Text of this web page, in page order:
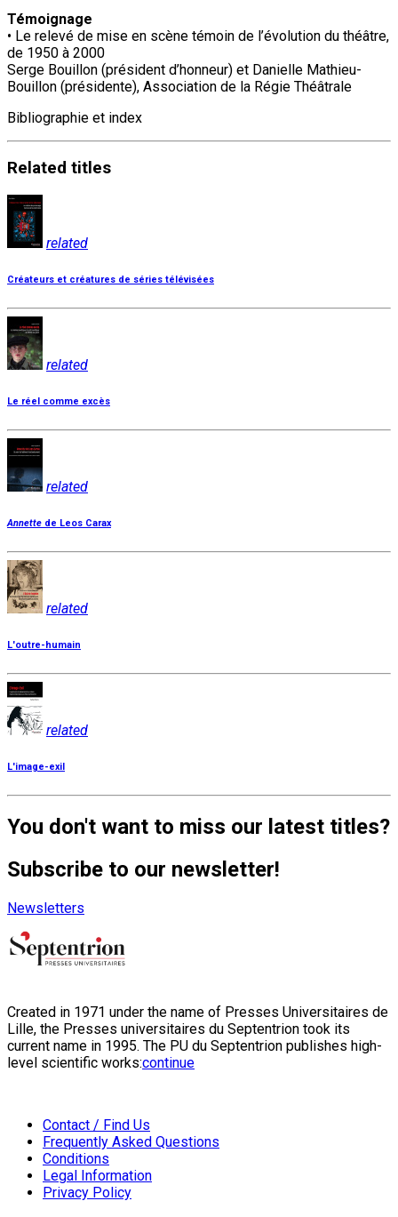
Témoignage
• Le relevé de mise en scène témoin de l’évolution du théâtre,
de 1950 à 2000
Serge Bouillon (président d’honneur) et Danielle Mathieu-
Bouillon (présidente), Association de la Régie Théâtrale
Bibliographie et index
Related titles
related
Créateurs et créatures de séries télévisées
related
Le réel comme excès
related
Annette de Leos Carax
related
L'outre-humain
related
L'image-exil
You don't want to miss our latest titles?
Subscribe to our newsletter!
Newsletters
Created in 1971 under the name of Presses Universitaires de
Lille, the Presses universitaires du Septentrion took its
current name in 1995. The PU du Septentrion publishes high-
level scientific works:continue
Contact / Find Us
Frequently Asked Questions
Conditions
Legal Information
Privacy Policy